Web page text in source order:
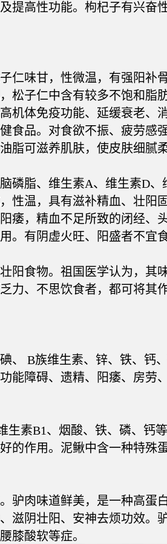
提高性功能。枸杞子有兴奋
味甘，性微温，有强阳补
松子仁中含有较多不饱和脂
机体免疫功能、延缓衰老、
食品。对食欲不振、疲劳感
脂可滋养肌肤，使皮肤细腻柔
脂、维生素A、维生素D、
性温，具有滋补精血、壮阳
痿，精血不足所致的闭经、
。有阴虚火旺、阳盛者不宜食
食物。祖国医学认为，其
力、不思饮食者，都可将其
B族维生素、锌、铁、钙、
能障碍、遗精、阳痿、房劳
素B1、烟酸、铁、磷、钙
的作用。泥鳅中含一种特殊
肉味道鲜美，是一种高蛋
滋阴壮阳、安神去烦功效。
膝酸软等症。